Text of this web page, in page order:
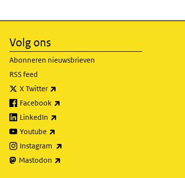
Volg ons
Abonneren nieuwsbrieven
RSS feed
X Twitter
Facebook
LinkedIn
Youtube
Instagram
Mastodon